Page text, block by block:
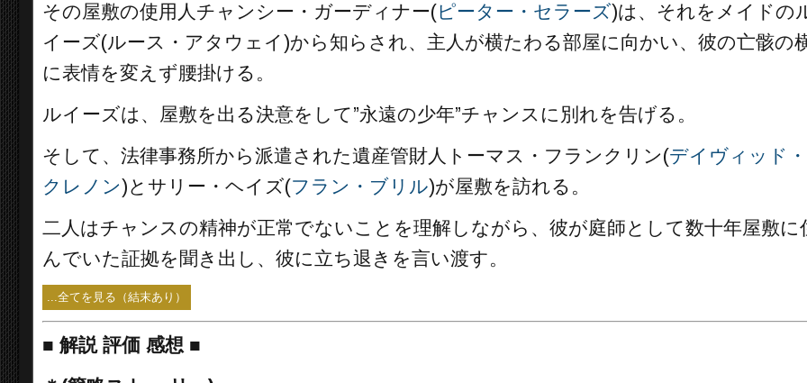
その屋敷の使用人チャンシー・ガーディナー(ピーター・セラーズ)は、それをメイドの
イーズ(ルース・アタウェイ)から知らされ、主人が横たわる部屋に向かい、彼の亡骸の
に表情を変えず腰掛ける。
ルイーズは、屋敷を出る決意をして”永遠の少年”チャンスに別れを告げる。
そして、法律事務所から派遣された遺産管財人トーマス・フランクリン(デイヴィッド・
クレノン)とサリー・ヘイズ(フラン・ブリル)が屋敷を訪れる。
二人はチャンスの精神が正常でないことを理解しながら、彼が庭師として数十年屋敷に
んでいた証拠を聞き出し、彼に立ち退きを言い渡す。
...全てを見る（結末あり）
■ 解説 評価 感想 ■